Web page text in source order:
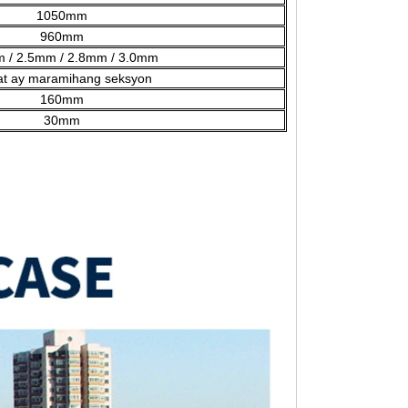
1050mm
960mm
/ 2.5mm / 2.8mm / 3.0mm
ay maramihang seksyon
160mm
30mm